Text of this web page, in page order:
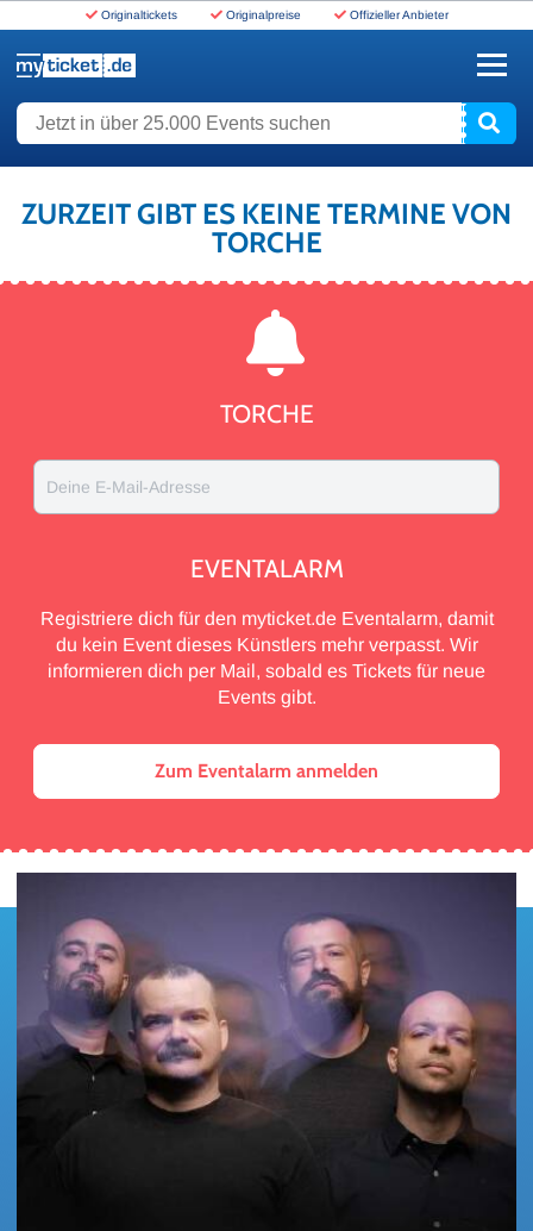
Originaltickets Originalpreise Offizieller Anbieter
Jetzt in über 25.000 Events suchen
ZURZEIT GIBT ES KEINE TERMINE VON
TORCHE
TORCHE
Deine E-Mail-Adresse
EVENTALARM
Registriere dich für den myticket.de Eventalarm, damit
du kein Event dieses Künstlers mehr verpasst. Wir
informieren dich per Mail, sobald es Tickets für neue
Events gibt.
Zum Eventalarm anmelden